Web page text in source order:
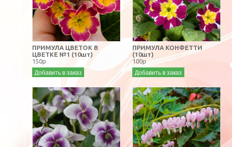
ПРИМУЛА ЦВЕТОК В
ЦВЕТКЕ №1 (10шт)
150р
Добавить в заказ
ПРИМУЛА КОНФЕТТИ
(10шт)
100р
Добавить в заказ